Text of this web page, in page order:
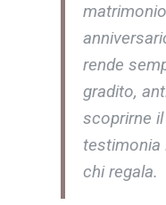
rende
gradito,
scoprirne
testimonia
chi regala.